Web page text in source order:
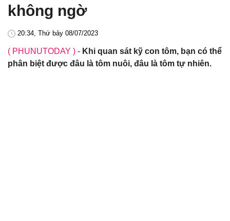
không ngờ
20:34, Thứ bảy 08/07/2023
( PHUNUTODAY ) - Khi quan sát kỹ con tôm, bạn có thể
phân biệt được đâu là tôm nuôi, đâu là tôm tự nhiên.